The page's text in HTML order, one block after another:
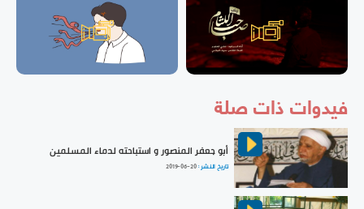
فيدوات ذات صلة
أبو جعفر المنصور و استباحته لدماء المسلمين
تاريخ النشر :2019-06-20